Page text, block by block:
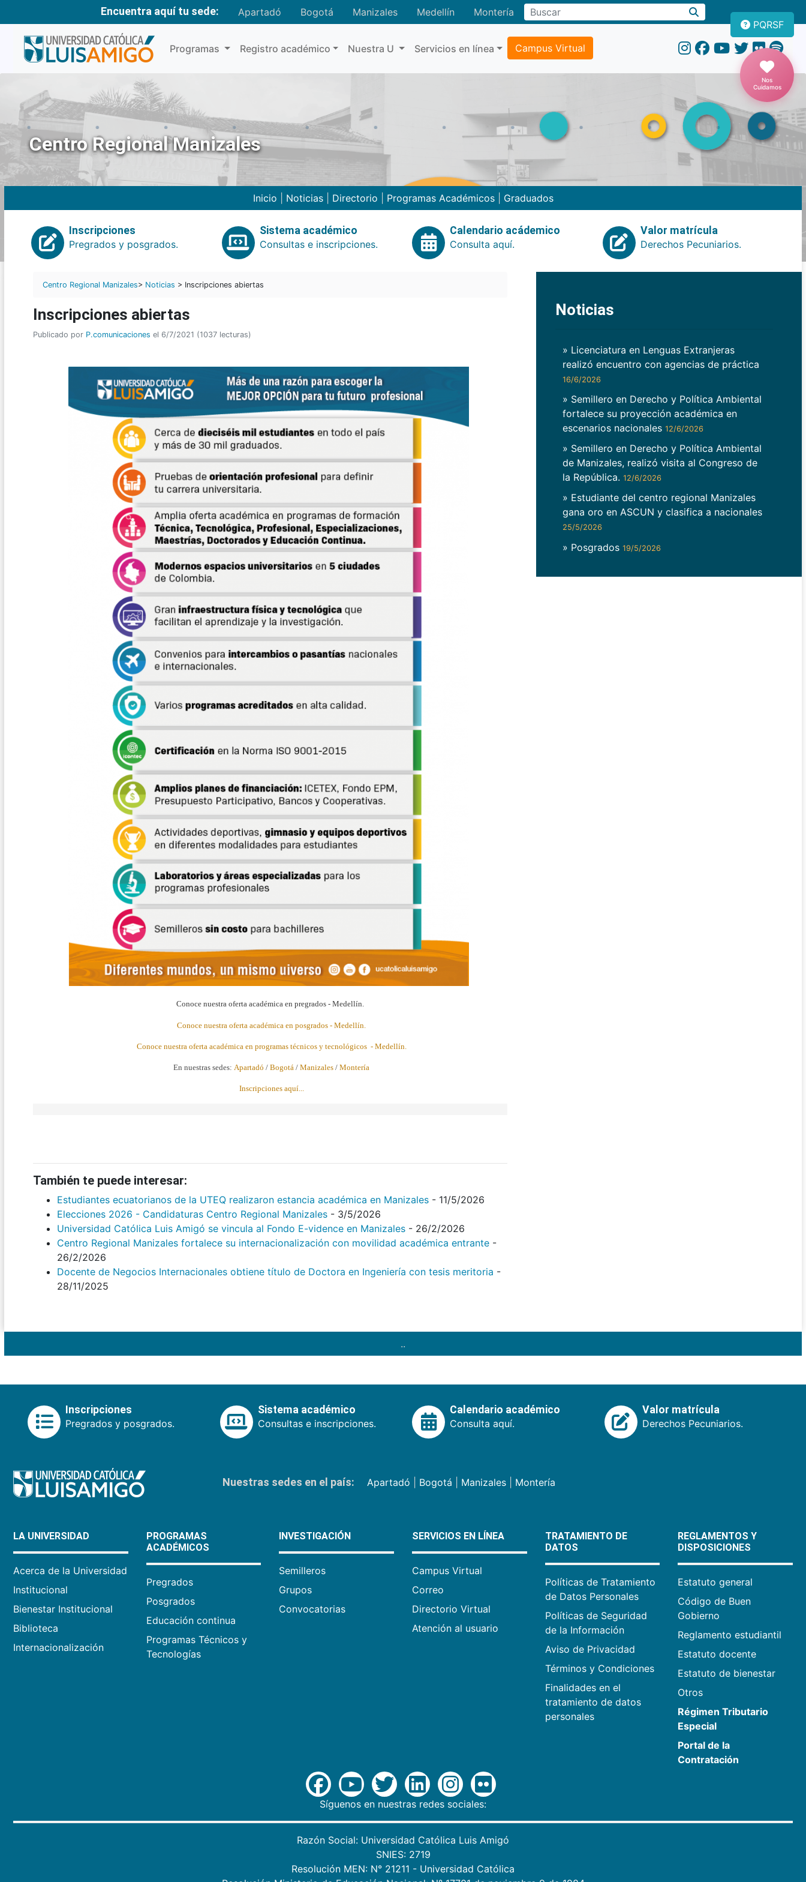
Encuentra aquí tu sede: Apartadó Bogotá Manizales Medellín Montería
Programas Registro académico Nuestra U Servicios en línea Campus Virtual
PQRSF
Nos
Cuidamos
Centro Regional Manizales
Inicio Noticias| Directorio Programas Académicos| Graduados
Inscripciones
Pregrados y posgrados.
Sistema académico
Consultas e inscripciones.
Calendario acádemico
Consulta aquí.
Valor matrícula
Derechos Pecuniarios.
Centro Regional Manizales> Noticias > Inscripciones abiertas
Inscripciones abiertas
Publicado por P.comunicaciones el 6/7/2021 (1037 lecturas)
Conoce nuestra oferta académica en pregrados - Medellín.
Conoce nuestra oferta académica en posgrados - Medellín.
Conoce nuestra oferta académica en programas técnicos y tecnológicos - Medellín.
En nuestras sedes:Apartadó/Bogotá/Manizales/Montería
Inscripciones aquí...
También te puede interesar:
Estudiantes ecuatorianos de la UTEQ realizaron estancia académica en Manizales - 11/5/2026
Elecciones 2026 - Candidaturas Centro Regional Manizales - 3/5/2026
Universidad Católica Luis Amigó se vincula al Fondo E-vidence en Manizales - 26/2/2026
Centro Regional Manizales fortalece su internacionalización con movilidad académica entrante -
26/2/2026
Docente de Negocios Internacionales obtiene título de Doctora en Ingeniería con tesis meritoria -
28/11/2025
Noticias
» Licenciatura en Lenguas Extranjeras
realizó encuentro con agencias de práctica
16/6/2026
» Semillero en Derecho y Política Ambiental
fortalece su proyección académica en
escenarios nacionales 12/6/2026
» Semillero en Derecho y Política Ambiental
de Manizales, realizó visita al Congreso de
la República. 12/6/2026
» Estudiante del centro regional Manizales
gana oro en ASCUN y clasifica a nacionales
25/5/2026
» Posgrados 19/5/2026
..
Inscripciones
Pregrados y posgrados.
Sistema académico
Consultas e inscripciones.
Calendario académico
Consulta aquí.
Valor matrícula
Derechos Pecuniarios.
Nuestras sedes en el país: Apartadó Bogotá Manizales| Montería
LA UNIVERSIDAD
Acerca de la Universidad
Institucional
Bienestar Institucional
Biblioteca
Internacionalización
PROGRAMAS
ACADÉMICOS
Pregrados
Posgrados
Educación continua
Programas Técnicos y
Tecnologías
INVESTIGACIÓN
Semilleros
Grupos
Convocatorias
SERVICIOS EN LÍNEA
Campus Virtual
Correo
Directorio Virtual
Atención al usuario
TRATAMIENTO DE
DATOS
Políticas de Tratamiento
de Datos Personales
Políticas de Seguridad
de la Información
Aviso de Privacidad
Términos y Condiciones
Finalidades en el
tratamiento de datos
personales
REGLAMENTOS Y
DISPOSICIONES
Estatuto general
Código de Buen
Gobierno
Reglamento estudiantil
Estatuto docente
Estatuto de bienestar
Otros
Régimen Tributario
Especial
Portal de la
Contratación
Síguenos en nuestras redes sociales:
Razón Social: Universidad Católica Luis Amigó
SNIES: 2719
Resolución MEN: N° 21211 - Universidad Católica